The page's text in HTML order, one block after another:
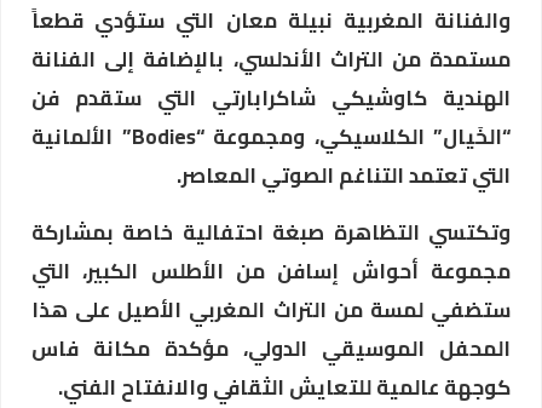
والفنانة المغربية نبيلة معان التي ستؤدي قطعاً
مستمدة من التراث الأندلسي، بالإضافة إلى الفنانة
الهندية كاوشيكي شاكرابارتي التي ستقدم فن
“الخَيال” الكلاسيكي، ومجموعة “Bodies” الألمانية
التي تعتمد التناغم الصوتي المعاصر.
وتكتسي التظاهرة صبغة احتفالية خاصة بمشاركة
مجموعة أحواش إسافن من الأطلس الكبير، التي
ستضفي لمسة من التراث المغربي الأصيل على هذا
المحفل الموسيقي الدولي، مؤكدة مكانة فاس
كوجهة عالمية للتعايش الثقافي والانفتاح الفني.